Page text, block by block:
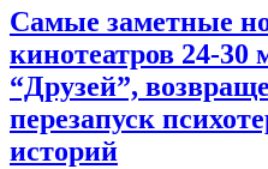
Самые заметные
кинотеатров 24-30
“Друзей”,
перезапуск
историй